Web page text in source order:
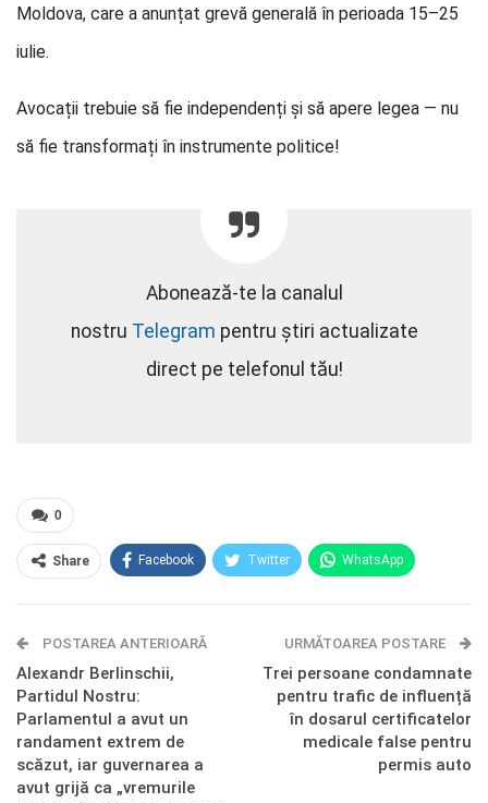
Moldova, care a anunțat grevă generală în perioada 15–25
iulie.
Avocații trebuie să fie independenți și să apere legea — nu
să fie transformați în instrumente politice!
Abonează-te la canalul
nostru Telegram pentru știri actualizate
direct pe telefonul tău!
0
Share Facebook Twitter WhatsApp
Telegram OK.ru
POSTAREA ANTERIOARĂ
Alexandr Berlinschii,
Partidul Nostru:
Parlamentul a avut un
randament extrem de
scăzut, iar guvernarea a
avut grijă ca „vremurile
URMĂTOAREA POSTARE
Trei persoane condamnate
pentru trafic de influență
în dosarul certificatelor
medicale false pentru
permis auto